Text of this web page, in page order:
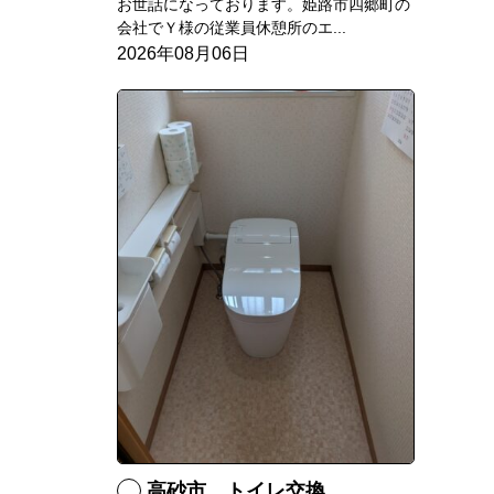
お世話になっております。姫路市四郷町の
会社でＹ様の従業員休憩所のエ...
2026年08月06日